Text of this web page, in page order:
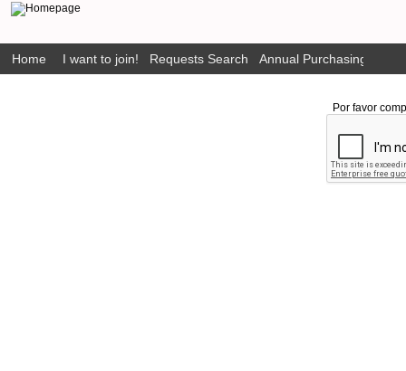
Home I want to join! Requests Search Annual Purchasing Plan
Por favor